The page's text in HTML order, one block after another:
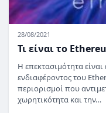
28/08/2021
Τι είναι το
Η επεκτασιμότητα
ενδιαφέροντος του
περιορισμοί που
χωρητικότητα και την…